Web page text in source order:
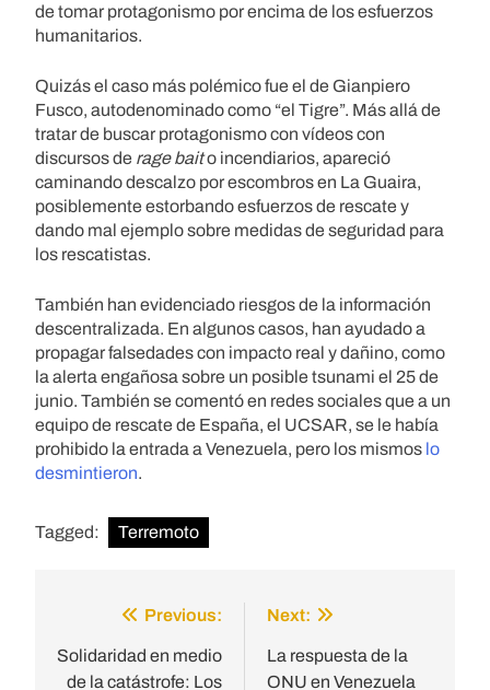
de tomar protagonismo por encima de los esfuerzos
humanitarios.
Quizás el caso más polémico fue el de Gianpiero
Fusco, autodenominado como “el Tigre”. Más allá de
tratar de buscar protagonismo con vídeos con
discursos de rage baito incendiarios, apareció
caminando descalzo por escombros en La Guaira,
posiblemente estorbando esfuerzos de rescate y
dando mal ejemplo sobre medidas de seguridad para
los rescatistas.
También han evidenciado riesgos de la información
descentralizada. En algunos casos, han ayudado a
propagar falsedades con impacto real y dañino, como
la alerta engañosa sobre un posible tsunami el 25 de
junio. También se comentó en redes sociales que a un
equipo de rescate de España, el UCSAR, se le había
prohibido la entrada a Venezuela, pero los mismos lo
desmintieron.
Tagged: Terremoto
navigation
Previous:
Solidaridad en medio
de la catástrofe: Los
Next:
La respuesta de la
ONU en Venezuela